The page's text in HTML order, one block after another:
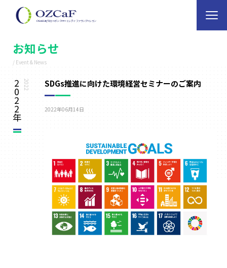
お知らせ
/ Event & News
2022
2
0
2
2
年
SDGs推進に向けた環境経営セミナーのご案内
2022年06月14日